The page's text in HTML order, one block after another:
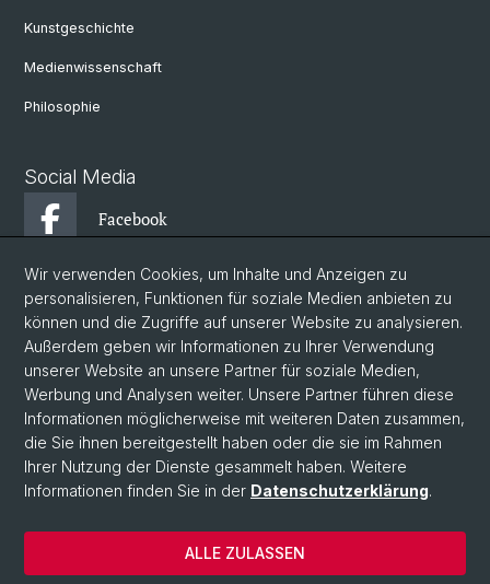
Kunstgeschichte
Medienwissenschaft
Philosophie
Social Media
Facebook
Instagram
YouTube
© Universität Basel
Datenschutzerklärung
Philosophisch-Historische Fakultät
Departement Künste, Medien, Philosophie
Wir verwenden Cookies, um Inhalte und Anzeigen zu
personalisieren, Funktionen für soziale Medien anbieten zu
können und die Zugriffe auf unserer Website zu analysieren.
Außerdem geben wir Informationen zu Ihrer Verwendung
unserer Website an unsere Partner für soziale Medien,
Werbung und Analysen weiter. Unsere Partner führen diese
Informationen möglicherweise mit weiteren Daten zusammen,
die Sie ihnen bereitgestellt haben oder die sie im Rahmen
Ihrer Nutzung der Dienste gesammelt haben. Weitere
Informationen finden Sie in der Datenschutzerklärung.
ALLE ZULASSEN